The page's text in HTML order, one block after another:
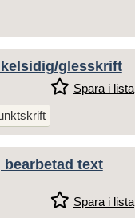
glesskrift
Spara i lista
bearbetad text
Spara i lista